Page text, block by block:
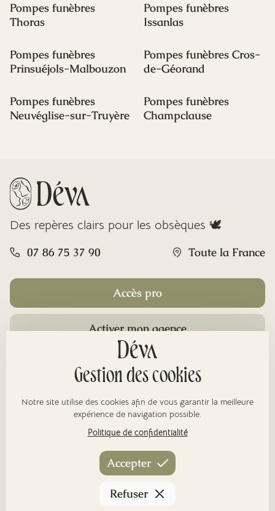
Pompes funèbres
Thoras
Pompes funèbres
Issanlas
Pompes funèbres
Prinsuéjols-Malbouzon
Pompes funèbres Cros-
de-Géorand
Pompes funèbres
Neuvéglise-sur-Truyère
Pompes funèbres
Champclause
Des repères clairs pour les obsèques 🕊️
07 86 75 37 90 Toute la France
Accès pro
Activer mon agence
Gestion des cookies
Notre site utilise des cookies afin de vous garantir la meilleure
expérience de navigation possible.
Politique de confidentialité
Accepter
Refuser